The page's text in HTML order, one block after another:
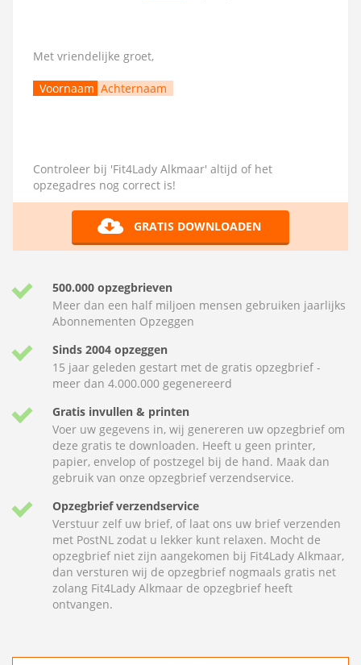
Met vriendelijke groet,
Voornaam Achternaam
Controleer bij 'Fit4Lady Alkmaar' altijd of het
opzegadres nog correct is!
GRATIS DOWNLOADEN
500.000 opzegbrieven
Meer dan een half miljoen mensen gebruiken jaarlijks
Abonnementen Opzeggen
Sinds 2004 opzeggen
15 jaar geleden gestart met de gratis opzegbrief -
meer dan 4.000.000 gegenereerd
Gratis invullen & printen
Voer uw gegevens in, wij genereren uw opzegbrief om
deze gratis te downloaden. Heeft u geen printer,
papier, envelop of postzegel bij de hand. Maak dan
gebruik van onze opzegbrief verzendservice.
Opzegbrief verzendservice
Verstuur zelf uw brief, of laat ons uw brief verzenden
met PostNL zodat u lekker kunt relaxen. Mocht de
opzegbrief niet zijn aangekomen bij Fit4Lady Alkmaar,
dan versturen wij de opzegbrief nogmaals gratis net
zolang Fit4Lady Alkmaar de opzegbrief heeft
ontvangen.